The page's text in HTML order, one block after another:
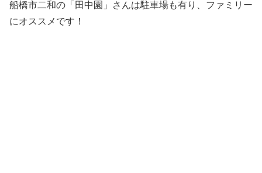
船橋市二和の「田中園」さんは駐車場も有り、ファミリー
にオススメです！